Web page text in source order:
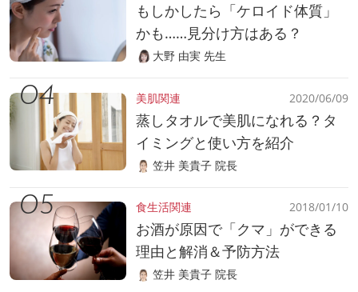
もしかしたら「ケロイド体質」
かも……見分け方はある？
大野 由実 先生
美肌関連 2020/06/09
蒸しタオルで美肌になれる？タ
イミングと使い方を紹介
笠井 美貴子 院長
食生活関連 2018/01/10
お酒が原因で「クマ」ができる
理由と解消＆予防方法
笠井 美貴子 院長